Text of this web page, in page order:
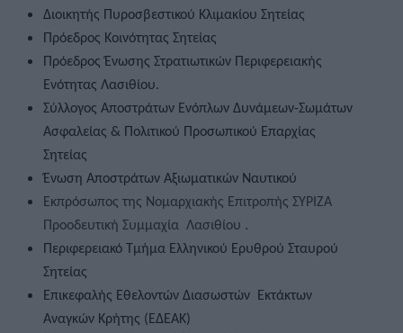
Διοικητής Πυροσβεστικού Κλιμακίου Σητείας
Πρόεδρος Κοινότητας Σητείας
Πρόεδρος Ένωσης Στρατιωτικών Περιφερειακής
Ενότητας Λασιθίου.
Σύλλογος Αποστράτων Ενόπλων Δυνάμεων-Σωμάτων
Ασφαλείας & Πολιτικού Προσωπικού Επαρχίας
Σητείας
Ένωση Αποστράτων Αξιωματικών Ναυτικού
Eκπρόσωπος της Νομαρχιακής Επιτροπής ΣΥΡΙΖΑ
Προοδευτική Συμμαχία  Λασιθίου .
Περιφερειακό Τμήμα Ελληνικού Ερυθρού Σταυρού
Σητείας
Επικεφαλής Εθελοντών Διασωστών  Εκτάκτων
Αναγκών Κρήτης (ΕΔΕΑΚ)